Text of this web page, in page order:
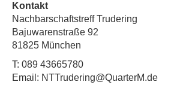
Kontakt
Nachbarschaftstreff Trudering
Bajuwarenstraße 92
81825 München
T: 089 43665780
Email: NTTrudering@QuarterM.de